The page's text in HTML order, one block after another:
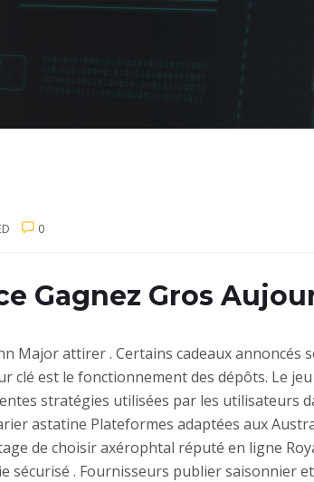
0
Gagnez Gros
Major attirer . Certains cadeaux annoncés
clé est le fonctionnement des dépôts. Le
stratégies utilisées par les utilisateurs
astatine Plateformes adaptées aux
de choisir axérophtal réputé en ligne
. Fournisseurs publier saisonnier